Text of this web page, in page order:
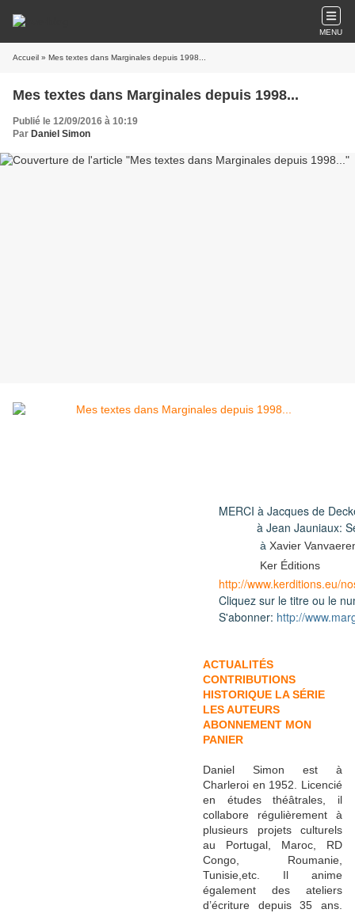
MENU
Accueil » Mes textes dans Marginales depuis 1998...
Mes textes dans Marginales depuis 1998...
Publié le 12/09/2016 à 10:19
Par Daniel Simon
MERCI à Jacques de
à Jean Jauniaux:
à Xavier
Ker Éditions
http://www.kerditions.eu/
Cliquez sur le titre ou le
S'abonner: http://
ACTUALITÉS
CONTRIBUTIONS
HISTORIQUE LA SÉRIE
LES AUTEURS
ABONNEMENT MON
PANIER
Daniel Simon est à
Charleroi en 1952. Licencié
en études théâtrales, il
collabore régulièrement à
plusieurs projets culturels
au Portugal, Maroc, RD
Congo, Roumanie,
Tunisie,etc. Il anime
également des ateliers
d’écriture depuis 35 ans.